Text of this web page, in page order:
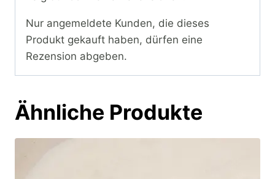
Nur angemeldete Kunden, die dieses
Produkt gekauft haben, dürfen eine
Rezension abgeben.
Ähnliche Produkte